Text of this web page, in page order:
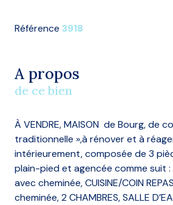
Référence 3918
A propos
de ce bien
À VENDRE, MAISON de Bourg, de
traditionnelle »,à rénover et à
intérieurement, composée de 3
plain-pied et agencée comme suit :
avec cheminée, CUISINE/COIN
cheminée, 2 CHAMBRES, SALLE